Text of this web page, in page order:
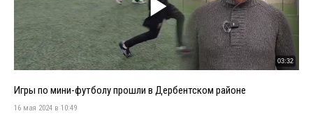
03:32
Игры по мини-футболу прошли в Дербентском районе
16 мая 2024 в 10:49